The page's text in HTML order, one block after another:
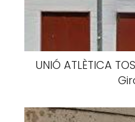
UNIÓ ATLÈTICA